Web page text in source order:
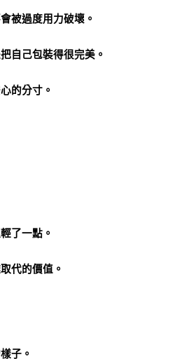
被過度用力破壞。
自己包裝得很完美。
的分寸。
了一點。
代的價值。
子。